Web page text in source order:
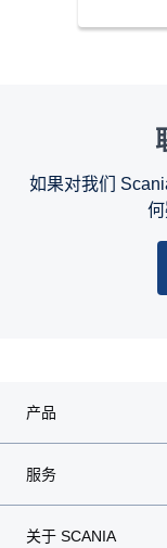
如果对我们
产品
服务
关于 SCANIA